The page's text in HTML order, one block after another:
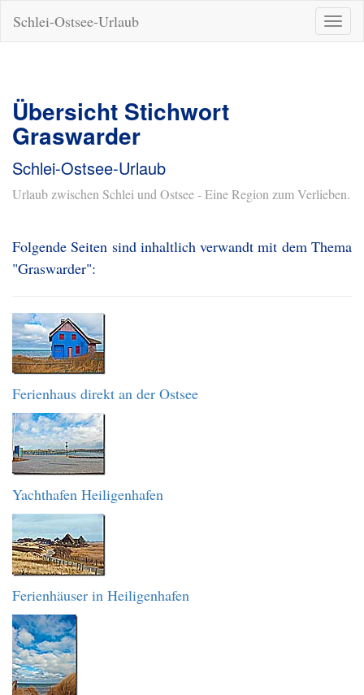
ein-/
Schlei-Ostsee-Urlaub
Übersicht Stichwort
Graswarder
Schlei-Ostsee-Urlaub
Urlaub zwischen Schlei und Ostsee - Eine Region zum Verlieben.
Folgende Seiten sind inhaltlich verwandt mit dem Thema
"Graswarder":
Ferienhaus direkt an der Ostsee
Yachthafen Heiligenhafen
Ferienhäuser in Heiligenhafen